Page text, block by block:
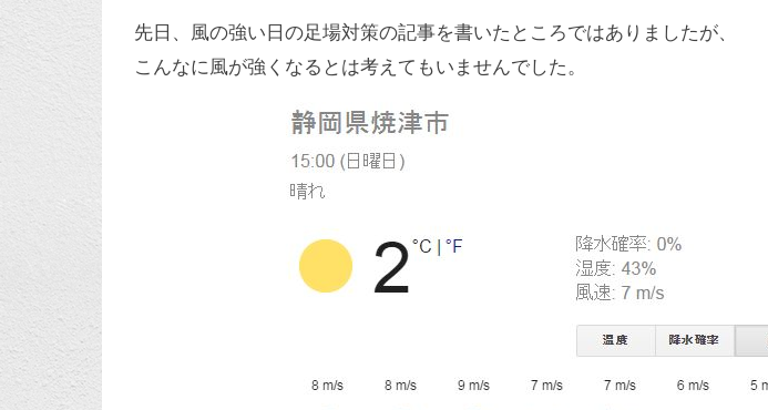
先日、風の強い日の足場対策の記事を書いたところではありましたが、
こんなに風が強くなるとは考えてもいませんでした。